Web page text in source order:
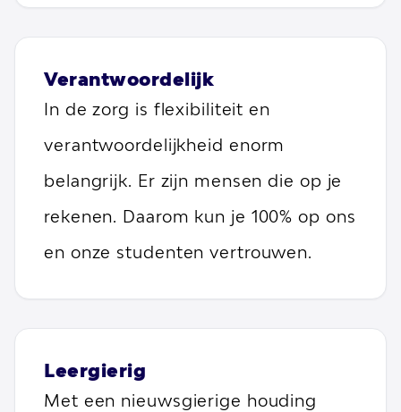
Verantwoordelijk
In de zorg is flexibiliteit en
verantwoordelijkheid enorm
belangrijk. Er zijn mensen die op je
rekenen. Daarom kun je 100% op ons
en onze studenten vertrouwen.
Leergierig
Met een nieuwsgierige houding